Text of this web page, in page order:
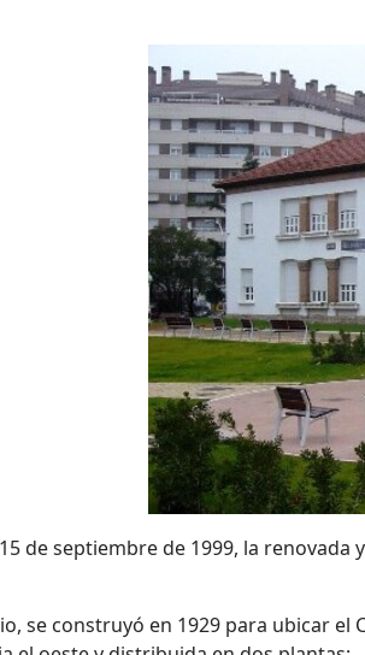
de septiembre de 1999, la
se construyó en 1929 para ubicar el